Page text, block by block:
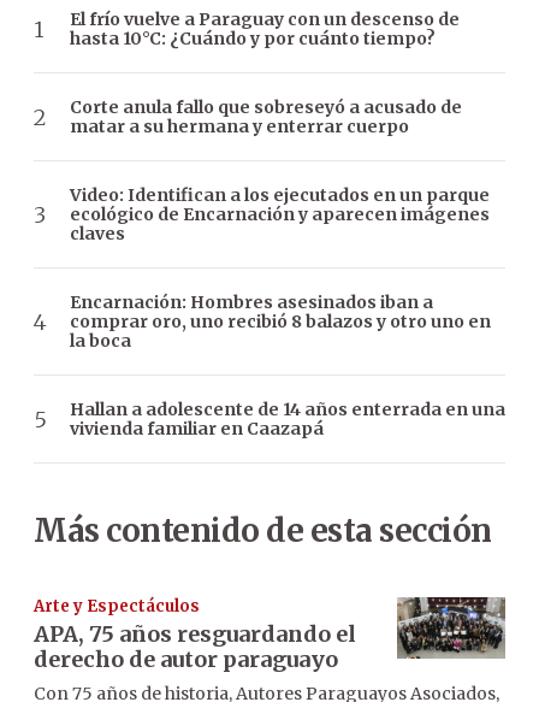
El frío vuelve a Paraguay con un descenso de
hasta 10°C: ¿Cuándo y por cuánto tiempo?
Corte anula fallo que sobreseyó a acusado de
matar a su hermana y enterrar cuerpo
Video: Identifican a los ejecutados en un parque
ecológico de Encarnación y aparecen imágenes
claves
Encarnación: Hombres asesinados iban a
comprar oro, uno recibió 8 balazos y otro uno en
la boca
Hallan a adolescente de 14 años enterrada en una
vivienda familiar en Caazapá
Más contenido de esta sección
Arte y Espectáculos
APA, 75 años resguardando el
derecho de autor paraguayo
Con 75 años de historia, Autores Paraguayos Asociados,